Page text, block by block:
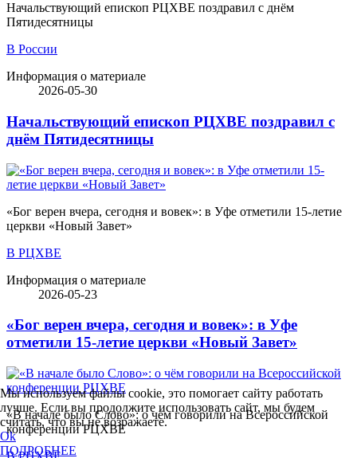
Начальствующий епископ РЦХВЕ поздравил с днём
Пятидесятницы
В России
Информация о материале
2026-05-30
Начальствующий епископ РЦХВЕ поздравил с
днём Пятидесятницы
«Бог верен вчера, сегодня и вовек»: в Уфе отметили 15-летие
церкви «Новый Завет»
В РЦХВЕ
Информация о материале
2026-05-23
«Бог верен вчера, сегодня и вовек»: в Уфе
отметили 15-летие церкви «Новый Завет»
«В начале было Слово»: о чём говорили на Всероссийской
конференции РЦХВЕ
Мы используем файлы cookie, это помогает сайту работать
лучше. Если вы продолжите использовать сайт, мы будем
считать, что вы не возражаете.
Ok
ПОДРОБНЕЕ